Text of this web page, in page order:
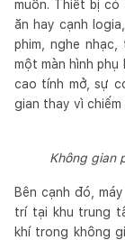
muốn. Thiết bị có
ăn hay cạnh
phim, nghe
một màn hình phụ
cao tính mở, sự
gian thay vì
Không gian
Bên cạnh đó,
trí tại khu trung
khí trong không